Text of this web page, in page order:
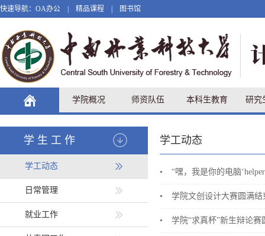
快速导航： OA办公 精品课程 图书馆
学院概况 师资队伍 本科生教育 研究
学生工作
学工动态
日常管理
就业工作
学工动态
• “嘿，我是你的电脑
• 学院文创设计大赛圆满结
• 学院“求真杯”新生辩论赛